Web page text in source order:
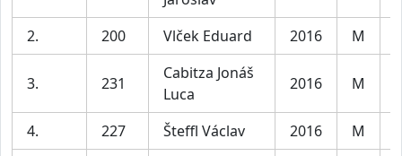
2. 200 Vlček Eduard 2016 M
3. 231
Cabitza Jonáš
Luca
2016 M
4. 227 Šteffl Václav 2016 M